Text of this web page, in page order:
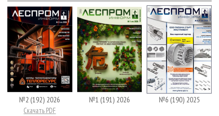
№2 (192) 2026
Скачать PDF
№1 (191) 2026 №6 (190) 2025